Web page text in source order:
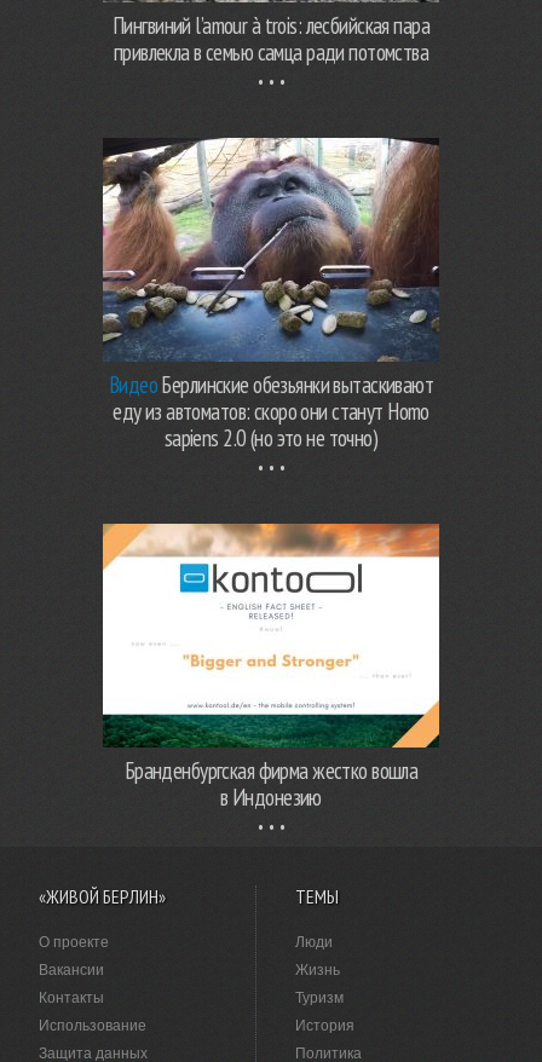
Пингвиний l’amour à trois: лесбийская пара
привлекла в семью самца ради потомства
ВидеоБерлинские обезьянки вытаскивают
еду из автоматов: скоро они станут Homo
sapiens 2.0 (но это не точно)
Бранденбургская фирма жестко вошла
в Индонезию
«ЖИВОЙ БЕРЛИН»
О проекте
Вакансии
Контакты
Использование
Защита данных
ТЕМЫ
Люди
Жизнь
Туризм
История
Политика